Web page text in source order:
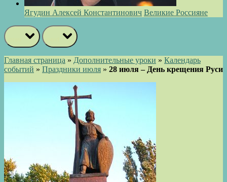
Ягудин Алексей Константинович Великие Россияне
Главная страница » Дополнительные уроки » Календарь
событий » Праздники июля » 28 июля – День крещения Руси